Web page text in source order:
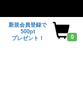
新規会員登録で
500pt
プレゼント！
0